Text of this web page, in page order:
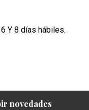
Y 8 días hábiles.
novedades